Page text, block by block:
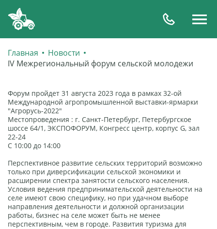
Главная
Новости
IV Межрегиональный форум сельской молодежи
Форум пройдет 31 августа 2023 года в рамках 32-ой
Международной агропромышленной выставки-ярмарки
"Агрорусь-2022"
Местопроведения : г. Санкт-Петербург, Петербургское
шоссе 64/1, ЭКСПОФОРУМ, Конгресс центр, корпус G, зал
22-24
С 10:00 до 14:00
Перспективное развитие сельских территорий возможно
только при диверсификации сельской экономики и
расширении спектра занятости сельского населения.
Условия ведения предпринимательской деятельности на
селе имеют свою специфику, но при удачном выборе
направления деятельности и должной организации
работы, бизнес на селе может быть не менее
перспективным, чем в городе. Развития туризма для